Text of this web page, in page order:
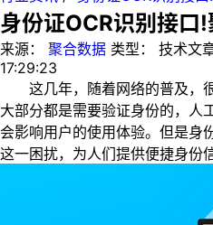
身份证OCR识别接口
来源： 聚合数据 类型： 技术文
17:29:23
这几年，随着网络的普及，
大部分都是需要验证身份的，人
会影响用户的使用体验。但是身
这一困扰，为人们提供便捷身份